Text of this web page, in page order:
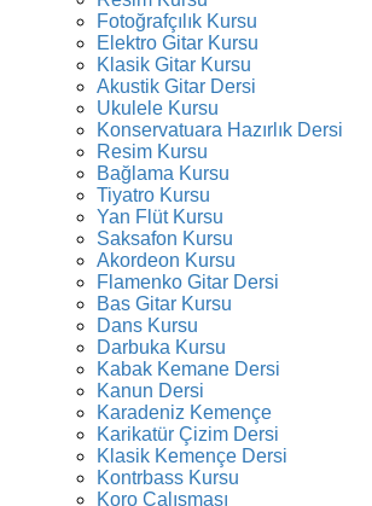
Fotoğrafçılık Kursu
Elektro Gitar Kursu
Klasik Gitar Kursu
Akustik Gitar Dersi
Ukulele Kursu
Konservatuara Hazırlık Dersi
Resim Kursu
Bağlama Kursu
Tiyatro Kursu
Yan Flüt Kursu
Saksafon Kursu
Akordeon Kursu
Flamenko Gitar Dersi
Bas Gitar Kursu
Dans Kursu
Darbuka Kursu
Kabak Kemane Dersi
Kanun Dersi
Karadeniz Kemençe
Karikatür Çizim Dersi
Klasik Kemençe Dersi
Kontrbass Kursu
Koro Çalışması